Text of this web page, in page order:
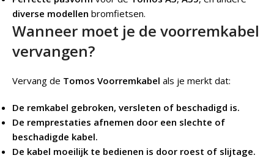
diverse modellen bromfietsen.
Wanneer moet je de voorremkabel
vervangen?
Vervang de Tomos Voorremkabel als je merkt dat:
De remkabel gebroken, versleten of beschadigd is.
De remprestaties afnemen door een slechte of
beschadigde kabel.
De kabel moeilijk te bedienen is door roest of slijtage.